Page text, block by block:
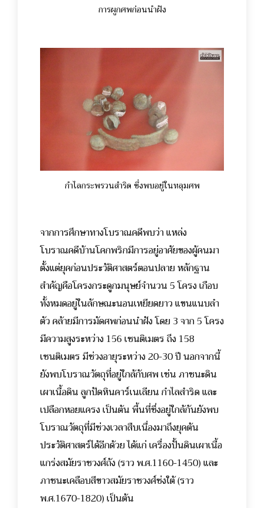
การผูกศพก่อนนำฝัง
กำไลกระพรวนสำริด ซึ่งพบอยู่ในหลุมศพ
จากการศึกษาทางโบราณคดีพบว่า แหล่ง
โบราณคดีบ้านโคกพริกมีการอยู่อาศัยของผู้คนมา
ตั้งแต่ยุคก่อนประวัติศาสตร์ตอนปลาย หลักฐาน
สำคัญคือโครงกระดูกมนุษย์จำนวน 5 โครง เกือบ
ทั้งหมดอยู่ในลักษณะนอนเหยียดยาว แขนแนบลำ
ตัว คล้ายมีการมัดศพก่อนนำฝัง โดย 3 จาก 5 โครง
มีความสูงระหว่าง 156 เซนติเมตร ถึง 158
เซนติเมตร มีช่วงอายุระหว่าง 20-30 ปี นอกจากนี้
ยังพบโบราณวัตถุที่อยู่ใกล้กับศพ เช่น ภาชนะดิน
เผาเนื้อดิน ลูกปัดหินคาร์เนเลียน กำไลสำริด และ
เปลือกหอยแครง เป็นต้น พื้นที่ซึ่งอยู่ใกล้กันยังพบ
โบราณวัตถุที่มีช่วงเวลาสืบเนื่องมาถึงยุคต้น
ประวัติศาสตร์ได้อีกด้วย ได้แก่ เครื่องปั้นดินเผาเนื้อ
แกร่งสมัยราชวงศ์ถัง (ราว พ.ศ.1160-1450) และ
ภาชนะเคลือบสีขาวสมัยราชวงศ์ซ่งใต้ (ราว
พ.ศ.1670-1820) เป็นต้น